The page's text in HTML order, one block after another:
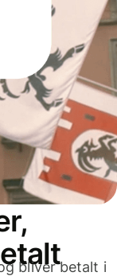
bliver betalt i